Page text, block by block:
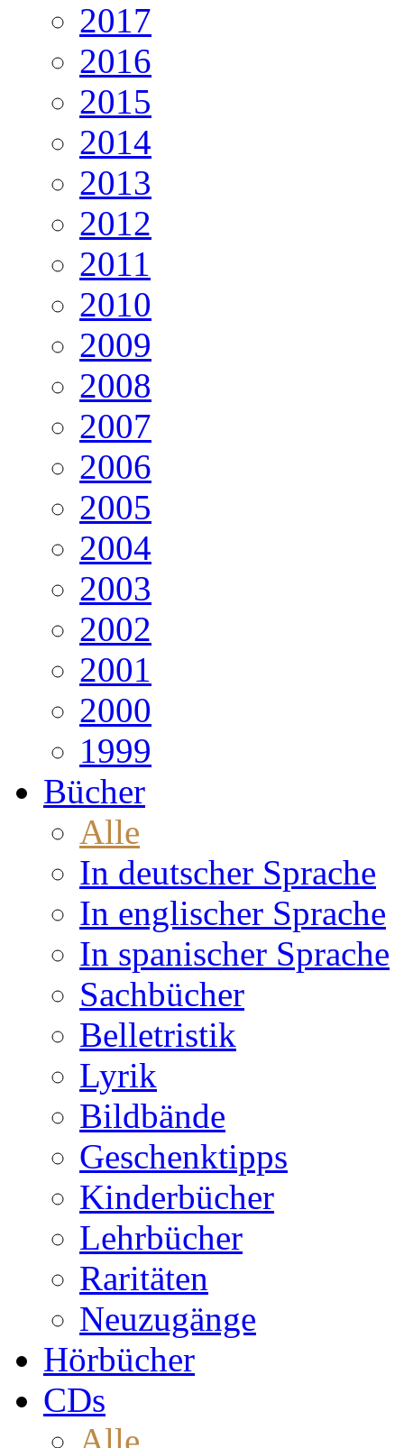
2017
2016
2015
2014
2013
2012
2011
2010
2009
2008
2007
2006
2005
2004
2003
2002
2001
2000
1999
Bücher
Alle
In deutscher Sprache
In englischer Sprache
In spanischer Sprache
Sachbücher
Belletristik
Lyrik
Bildbände
Geschenktipps
Kinderbücher
Lehrbücher
Raritäten
Neuzugänge
Hörbücher
CDs